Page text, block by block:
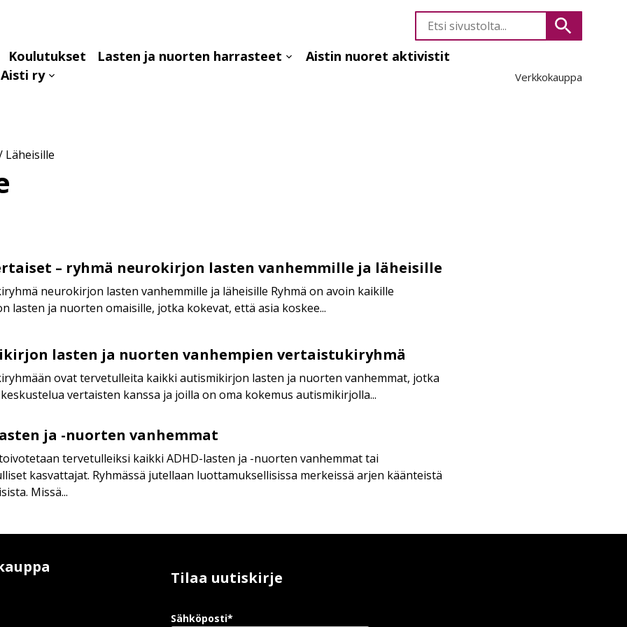
Etsi
sivustolta
Koulutukset Lasten ja nuorten harrasteet
Aistin nuoret aktivistit
Aisti ry Verkkokauppa
Läheisille
– ryhmä neurokirjon lasten vanhemmille ja läheisille
neurokirjon lasten vanhemmille ja läheisille Ryhmä on avoin kaikille
lasten ja nuorten omaisille, jotka kokevat, että asia koskee...
lasten ja nuorten vanhempien vertaistukiryhmä
ovat tervetulleita kaikki autismikirjon lasten ja nuorten vanhemmat, jotka
vertaisten kanssa ja joilla on oma kokemus autismikirjolla...
ja -nuorten vanhemmat
tervetulleiksi kaikki ADHD-lasten ja -nuorten vanhemmat tai
kasvattajat. Ryhmässä jutellaan luottamuksellisissa merkeissä arjen käänteistä
Missä...
Tilaa uutiskirje
Sähköposti*